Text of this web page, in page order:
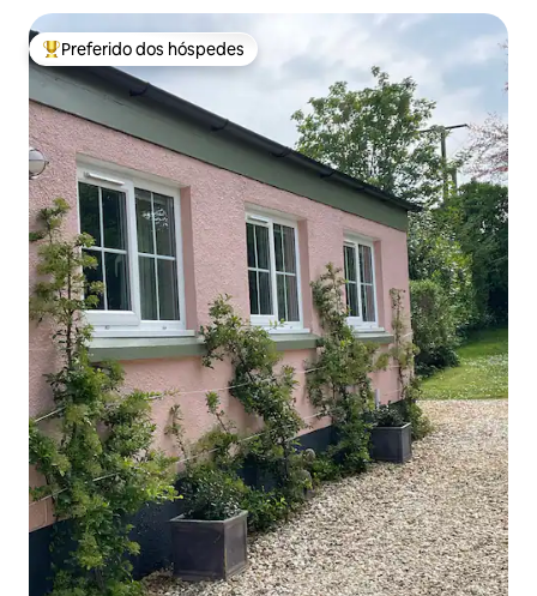
Entre os melhores preferidos dos hóspedes
Preferido dos hóspedes